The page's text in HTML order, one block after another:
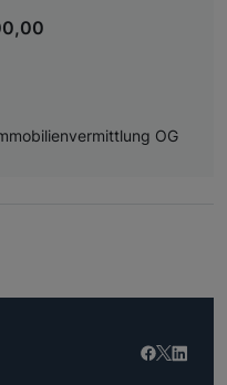
OG